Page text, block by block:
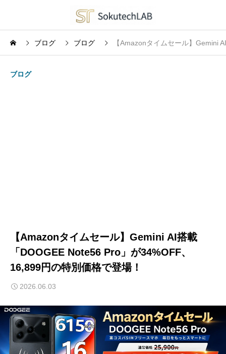
ブログ ブログ 【Amazonタイムセール】Gemini
ブログ
【Amazonタイムセール】Gemini AI搭載
「DOOGEE Note56 Pro」が34%OFF、
16,899円の特別価格で登場！
2026.06.03